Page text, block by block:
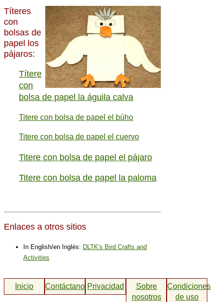
Títeres
con
bolsas de
papel los
pájaros:
Títere
con
bolsa de papel la águila calva
Titere con bolsa de papel el búho
Titere con bolsa de papel el cuervo
Titere con bolsa de papel el pájaro
Titere con bolsa de papel la paloma
Enlaces a otros sitios
In English/en Inglés: DLTK's Bird Crafts and
Activities
Inicio ContáctanosPrivacidad
Sobre
nosotros
Condiciones
de uso